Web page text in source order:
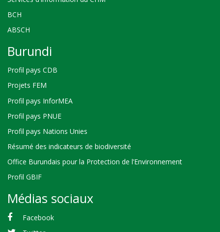
BCH
ABSCH
Burundi
Profil pays CDB
Projets FEM
Profil pays InforMEA
Profil pays PNUE
Profil pays Nations Unies
Résumé des indicateurs de biodiversité
Office Burundais pour la Protection de l’Environnement
Profil GBIF
Médias sociaux
Facebook